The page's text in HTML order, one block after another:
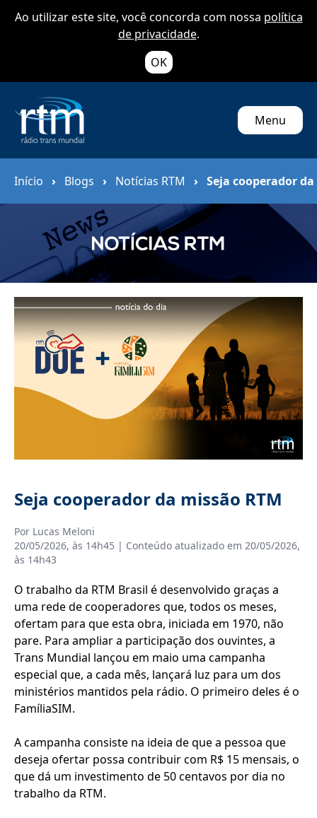
Ao utilizar este site, você concorda com nossa política
de privacidade.
OK
Menu
Início › Blogs › Notícias RTM › Seja cooperador
Seja cooperador da missão RTM
Por Lucas Meloni
20/05/2026, às 14h45 | Conteúdo atualizado em 20/05/2026,
às 14h43
O trabalho da RTM Brasil é desenvolvido graças a
uma rede de cooperadores que, todos os meses,
ofertam para que esta obra, iniciada em 1970, não
pare. Para ampliar a participação dos ouvintes, a
Trans Mundial lançou em maio uma campanha
especial que, a cada mês, lançará luz para um dos
ministérios mantidos pela rádio. O primeiro deles é o
FamíliaSIM.
A campanha consiste na ideia de que a pessoa que
deseja ofertar possa contribuir com R$ 15 mensais, o
que dá um investimento de 50 centavos por dia no
trabalho da RTM.